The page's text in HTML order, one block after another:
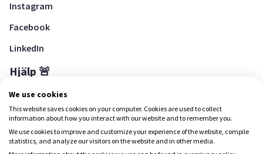
Instagram
Facebook
LinkedIn
Hjälp 🚨
Hjälpcenter
Ladda ned Yepstr
We use cookies
This website saves cookies on your computer. Cookies are used to collect
information about how you interact with our website and to remember you.
We use cookies to improve and customize your experience of the website, compile
statistics, and analyze our visitors on the website and in other media.